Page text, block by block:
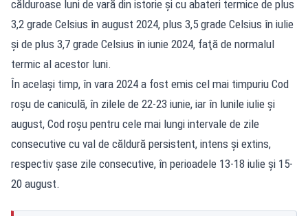
călduroase luni de vară din istorie şi cu abateri termice de plus
3,2 grade Celsius în august 2024, plus 3,5 grade Celsius în iulie
şi de plus 3,7 grade Celsius în iunie 2024, faţă de normalul
termic al acestor luni.
În acelaşi timp, în vara 2024 a fost emis cel mai timpuriu Cod
roşu de caniculă, în zilele de 22-23 iunie, iar în lunile iulie şi
august, Cod roşu pentru cele mai lungi intervale de zile
consecutive cu val de căldură persistent, intens şi extins,
respectiv şase zile consecutive, în perioadele 13-18 iulie şi 15-
20 august.